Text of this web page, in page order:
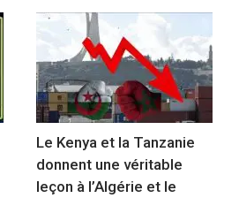
Le Kenya et la Tanzanie
donnent une véritable
leçon à l’Algérie et le